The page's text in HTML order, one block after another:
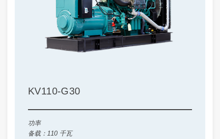
KV110-G30
功率
备载：110 千瓦